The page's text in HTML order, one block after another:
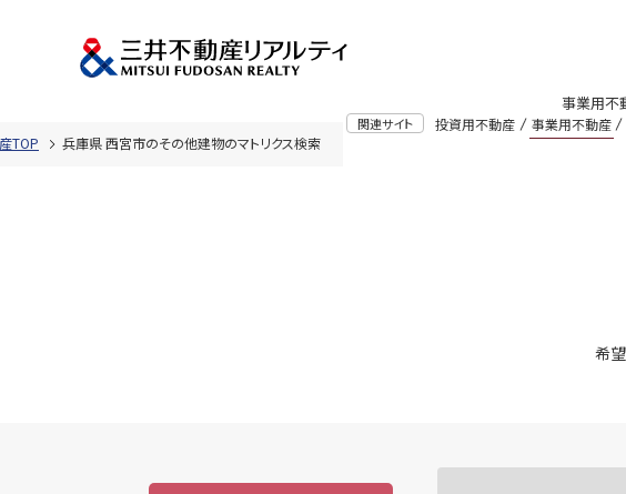
関連サイト 投資用不動産 事業用不動産
事業用不
TOP 兵庫県 西宮市のその他建物のマトリクス検索
希